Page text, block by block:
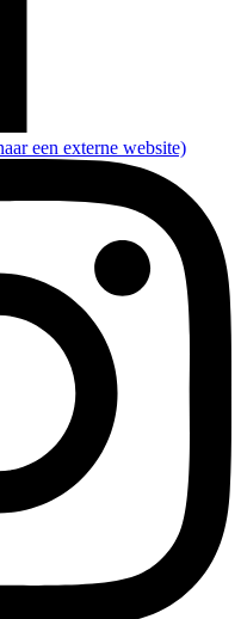
een externe website)